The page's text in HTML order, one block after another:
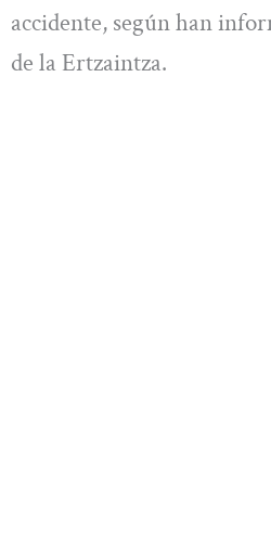
accidente, según han
de la Ertzaintza.